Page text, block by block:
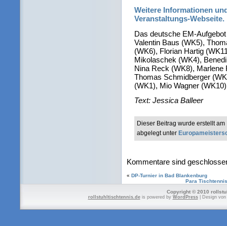
Weitere Informationen
Veranstaltungs-Webseite.
Das deutsche EM-
Valentin Baus (WK5),
(WK6), Florian Hartig
Mikolaschek (WK4),
Nina Reck (WK8), Marlene
Thomas Schmidberger
(WK1), Mio Wagner
Text: Jessica Balleer
Dieser Beitrag wurde erstellt
abgelegt unter
Kommentare sind
« DP-Turnier in Bad Blankenburg
Para
Copyright © 2010
rollstuhltischtennis.deis powered by WordPress| Design von